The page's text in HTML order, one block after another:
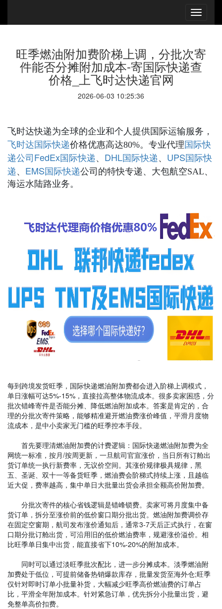
旺季燃油附加费阶梯上调，分批次寄
件能否分摊附加成本-寄国际快递查
价格_上飞时达快递官网
2026-06-03 10:25:36
飞时达快递为全球的企业和个人提供国际运输服务，
飞时达国际快递价格优惠高达80%。专业代理国际快
递公司FedEx国际快递 、 DHL国际快递 、 UPS国际快
递 、 EMS国际快递公司的特快专递、大包航空SAL、
海运水陆路业务。
每到跨境发货旺季，国际快递燃油附加费都会进入阶梯上调模式，
单日涨幅可达5%-15%，直接拉高整体物流成本。很多卖家困惑，分
批次错峰寄件是否能分摊、降低燃油附加成本。答案是肯定的，合
理的分批次寄件策略，能够精准避开燃油费涨价峰值，平滑月度物
流成本，是中小卖家无门槛的旺季控本手段。
首先要理清燃油附加费的计费逻辑：国际快递燃油附加费为全
网统一标准，按月/按周更新，一旦航司官宣涨价，当日所有订舱出
货订单统一执行新费率，无议价空间。其涨价规律极具规律，黑
五、圣诞、双十一等备货旺季，燃油费会阶梯式持续上涨，且越临
近大促，费率越高，集中单日大批量出货会承担全额高价附加费。
分批次寄件的核心省钱逻辑是错峰锁费。卖家可将月度集中备
货订单，拆分至涨价前的低价窗口期分批出货。燃油附加费调价存
在固定空窗期，航司发布涨价通知后，通常3-7天后正式执行，在窗
口期分批订舱出货，可沿用旧的低价燃油费率，规避涨价溢价。相
比旺季单日集中出货，能直接省下10%-20%的附加成本。
同时可以通过淡旺季批次配比，进一步分摊成本。淡季燃油附
加费处于低位，可提前储备热销爆款库存，批量发货至海外仓;旺季
仅针对即时订单小批量补货，大幅减少旺季高价燃油费的订单占
比，平滑全年附加成本。针对紧急订单，优先拆分小批量出货，避
免整单高价扣费。